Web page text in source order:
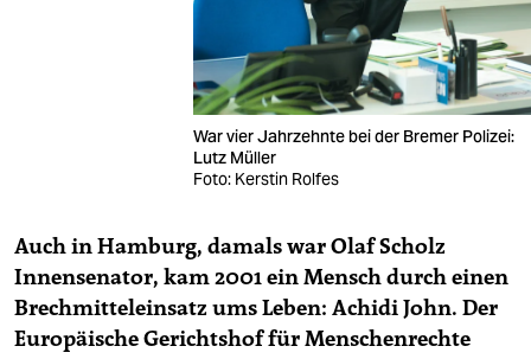
War vier Jahrzehnte bei der Bremer Polizei:
Lutz Müller
Foto: Kerstin Rolfes
Auch in Hamburg, damals war Olaf Scholz
Innensenator, kam 2001 ein Mensch durch einen
Brechmitteleinsatz ums Leben: Achidi John. Der
Europäische Gerichtshof für Menschenrechte